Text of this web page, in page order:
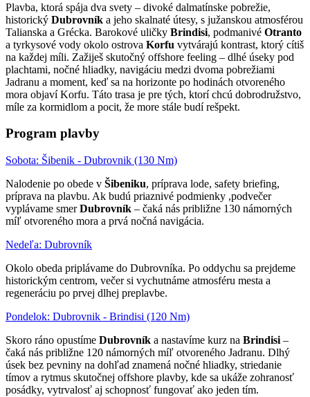
Plavba, ktorá spája dva svety – divoké dalmatínske pobrežie,
historický Dubrovník a jeho skalnaté útesy, s južanskou atmosférou
Talianska a Grécka. Barokové uličky Brindisi, podmanivé Otranto
a tyrkysové vody okolo ostrova Korfu vytvárajú kontrast, ktorý cítiš
na každej míli. Zažiješ skutočný offshore feeling – dlhé úseky pod
plachtami, nočné hliadky, navigáciu medzi dvoma pobrežiami
Jadranu a moment, keď sa na horizonte po hodinách otvoreného
mora objaví Korfu. Táto trasa je pre tých, ktorí chcú dobrodružstvo,
míle za kormidlom a pocit, že more stále budí rešpekt.
Program plavby
Sobota: Šibenik - Dubrovnik (130 Nm)
Nalodenie po obede v Šibeniku, príprava lode, safety briefing,
príprava na plavbu. Ak budú priaznivé podmienky ,podvečer
vyplávame smerDubrovník – čaká nás približne 130 námorných
míľ otvoreného mora a prvá nočná navigácia.
Nedeľa: Dubrovník
Okolo obeda priplávame do Dubrovníka. Po oddychu sa prejdeme
historickým centrom, večer si vychutnáme atmosféru mesta a
regeneráciu po prvej dlhej preplavbe.
Pondelok: Dubrovnik - Brindisi (120 Nm)
Skoro ráno opustíme Dubrovník a nastavíme kurz na Brindisi –
čaká nás približne 120 námorných míľ otvoreného Jadranu. Dlhý
úsek bez pevniny na dohľad znamená nočné hliadky, striedanie
tímov a rytmus skutočnej offshore plavby, kde sa ukáže zohranosť
posádky, vytrvalosť aj schopnosť fungovať ako jeden tím.